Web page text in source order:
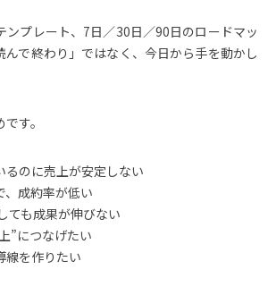
ンプレート、7日／30日／90日のロードマッ
んで終わり」ではなく、今日から手を動かし
す。
るのに売上が安定しない
、成約率が低い
ても成果が伸びない
”につなげたい
線を作りたい